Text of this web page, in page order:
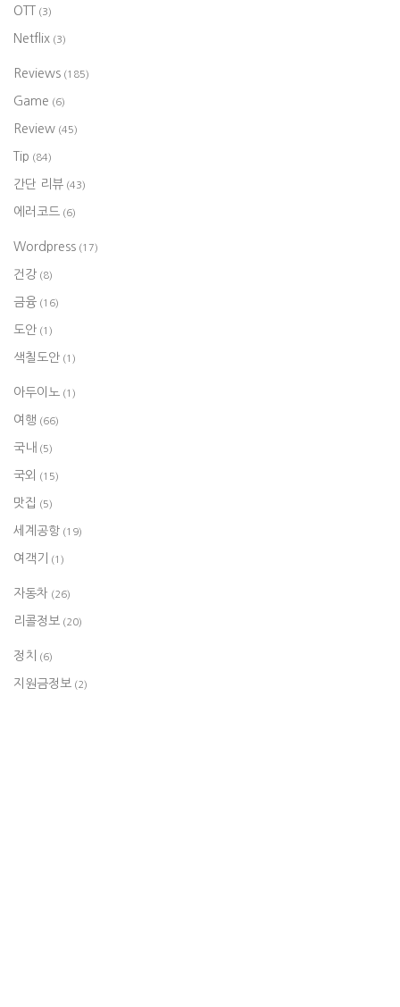
OTT (3)
Netflix (3)
Reviews (185)
Game (6)
Review (45)
Tip (84)
간단 리뷰 (43)
에러코드 (6)
Wordpress (17)
건강 (8)
금융 (16)
도안 (1)
색칠도안 (1)
아두이노 (1)
여행 (66)
국내 (5)
국외 (15)
맛집 (5)
세계공항 (19)
여객기 (1)
자동차 (26)
리콜정보 (20)
정치 (6)
지원금정보 (2)